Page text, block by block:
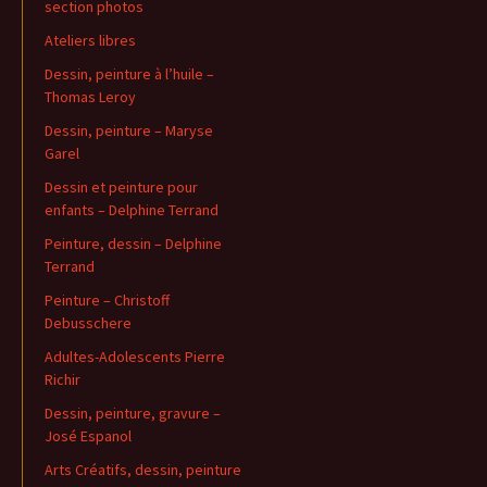
section photos
Ateliers libres
Dessin, peinture à l’huile –
Thomas Leroy
Dessin, peinture – Maryse
Garel
Dessin et peinture pour
enfants – Delphine Terrand
Peinture, dessin – Delphine
Terrand
Peinture – Christoff
Debusschere
Adultes-Adolescents Pierre
Richir
Dessin, peinture, gravure –
José Espanol
Arts Créatifs, dessin, peinture